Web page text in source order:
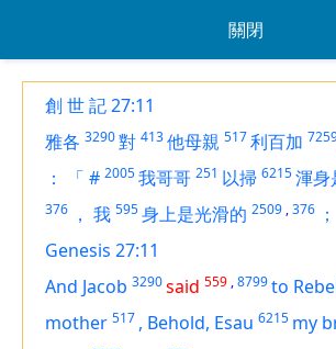
關閉
創 世 記 27:11
雅各 3290對 413他母親 517利百加
： 「 # 2005我哥哥 251 以掃 6215渾身
376 ， 我 595身上是光滑的 2509 ,376 ；
Genesis 27:11
And Jacob 3290said 559 ,8799to
mother 517 , Behold, Esau 6215 my